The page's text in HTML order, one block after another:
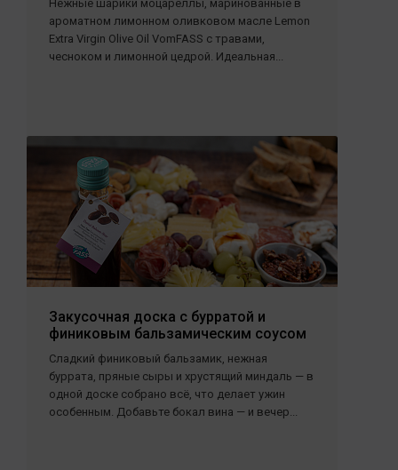
Нежные шарики моцареллы, маринованные в
ароматном лимонном оливковом масле Lemon
Extra Virgin Olive Oil VomFASS с травами,
чесноком и лимонной цедрой. Идеальная...
Закусочная доска с бурратой и
финиковым бальзамическим соусом
Сладкий финиковый бальзамик, нежная
буррата, пряные сыры и хрустящий миндаль — в
одной доске собрано всё, что делает ужин
особенным. Добавьте бокал вина — и вечер...